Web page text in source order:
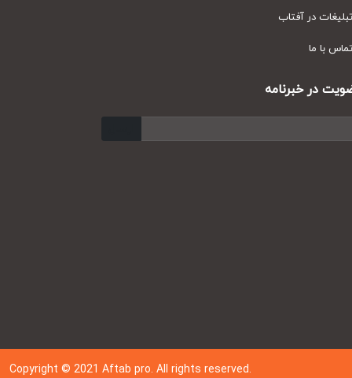
در آفتاب
با ما
در خبرنامه
Copyright © 202 1Aftab pro. All rights reserved.